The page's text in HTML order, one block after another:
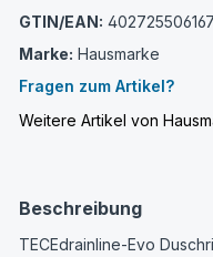
GTIN/EAN:
Marke: Hausmarke
Fragen zum Artikel?
Weitere Artikel von
Beschreibung
TECEdrainline-Evo